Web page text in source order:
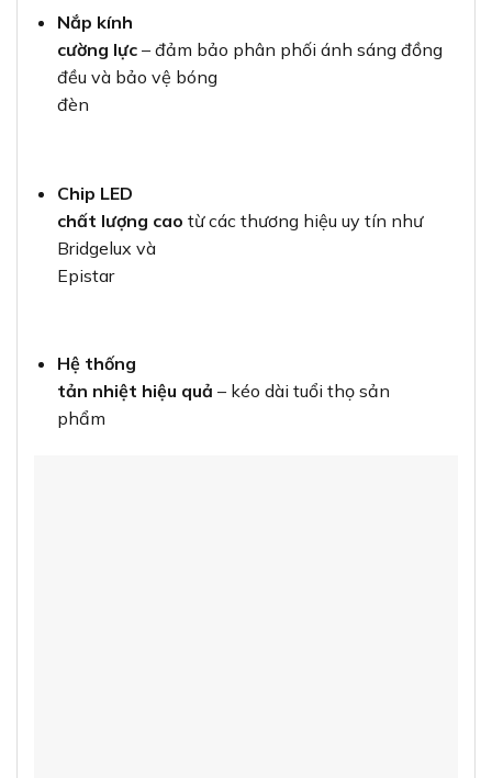
Nắp kính
cường lực– đảm bảo phân phối ánh sáng đồng
đều và bảo vệ bóng
đèn
Chip LED
chất lượng cao từ các thương hiệu uy tín như
Bridgelux và
Epistar
Hệ thống
tản nhiệt hiệu quả – kéo dài tuổi thọ sản
phẩm